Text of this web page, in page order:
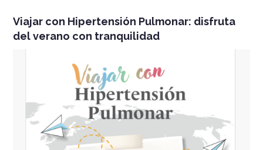
Viajar con Hipertensión Pulmonar: disfruta
del verano con tranquilidad